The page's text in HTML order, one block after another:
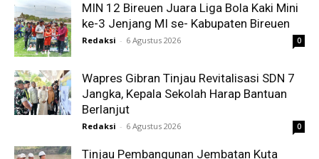
MIN 12 Bireuen Juara Liga Bola Kaki Mini
ke-3 Jenjang MI se- Kabupaten Bireuen
Redaksi - 6 Agustus 2026 0
Wapres Gibran Tinjau Revitalisasi SDN 7
Jangka, Kepala Sekolah Harap Bantuan
Berlanjut
Redaksi - 6 Agustus 2026 0
Tinjau Pembangunan Jembatan Kuta